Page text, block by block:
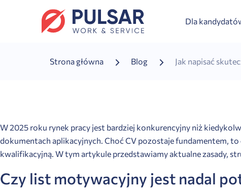
Dla
Strona główna Blog Jak napisać
W 2025 roku rynek pracy jest bardziej konkurencyjny niż
dokumentach aplikacyjnych. Choć CV pozostaje fundamentem, to
kwalifikacyjną. W tym artykule przedstawiamy aktualne zasady,
Czy list motywacyjny jest nadal